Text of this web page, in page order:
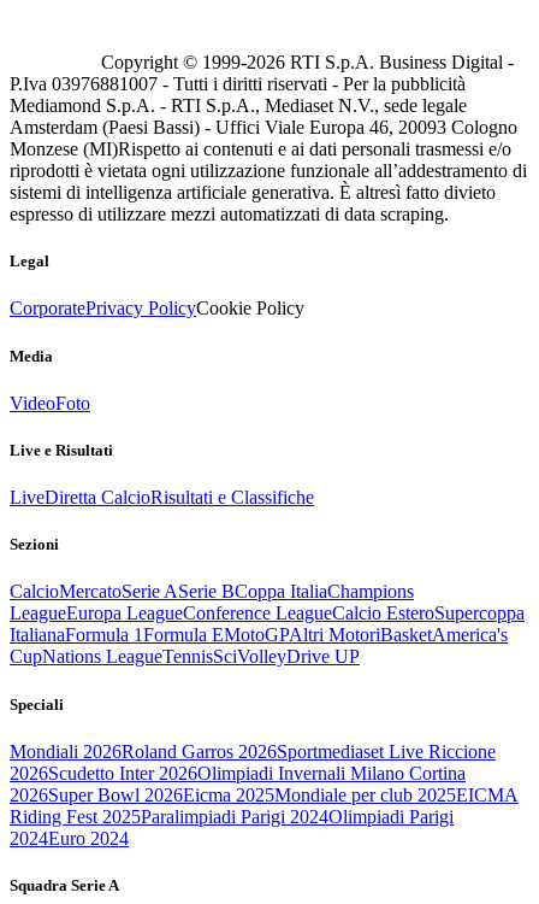
Copyright © 1999-2026 RTI S.p.A. Business Digital -
P.Iva 03976881007 - Tutti i diritti riservati - Per la pubblicità
Mediamond S.p.A. - RTI S.p.A., Mediaset N.V., sede legale
Amsterdam (Paesi Bassi) - Uffici Viale Europa 46, 20093 Cologno
Monzese (MI)Rispetto ai contenuti e ai dati personali trasmessi e/o
riprodotti è vietata ogni utilizzazione funzionale all’addestramento di
sistemi di intelligenza artificiale generativa. È altresì fatto divieto
espresso di utilizzare mezzi automatizzati di data scraping.
Legal
CorporatePrivacy PolicyCookie Policy
Media
VideoFoto
Live e Risultati
LiveDiretta CalcioRisultati e Classifiche
Sezioni
CalcioMercatoSerie ASerie BCoppa ItaliaChampions
LeagueEuropa LeagueConference LeagueCalcio EsteroSupercoppa
ItalianaFormula 1Formula EMotoGPAltri MotoriBasketAmerica's
CupNations LeagueTennisSciVolleyDrive UP
Speciali
Mondiali 2026Roland Garros 2026Sportmediaset Live Riccione
2026Scudetto Inter 2026Olimpiadi Invernali Milano Cortina
2026Super Bowl 2026Eicma 2025Mondiale per club 2025EICMA
Riding Fest 2025Paralimpiadi Parigi 2024Olimpiadi Parigi
2024Euro 2024
Squadra Serie A